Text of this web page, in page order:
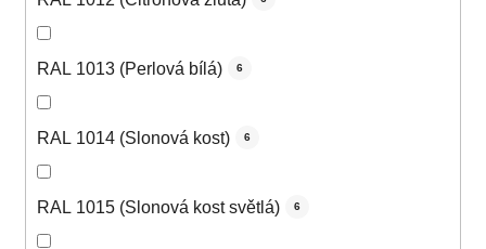
RAL 1013 (Perlová bílá) 6
RAL 1014 (Slonová kost) 6
RAL 1015 (Slonová kost světlá) 6